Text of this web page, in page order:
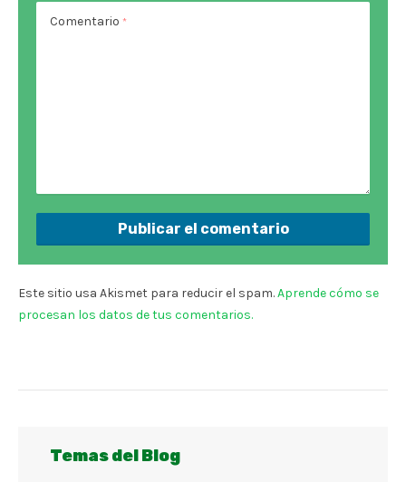
Comentario *
Este sitio usa Akismet para reducir el spam.Aprende cómo se
procesan los datos de tus comentarios.
Temas del Blog